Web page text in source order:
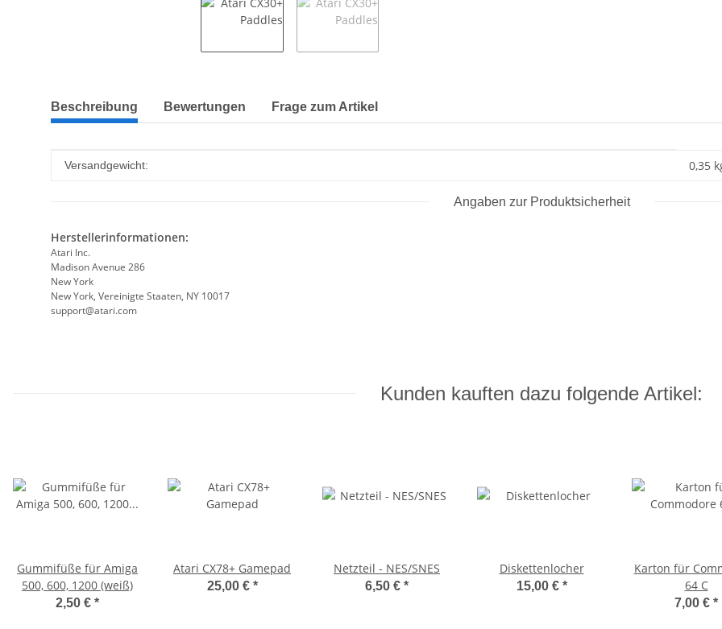
weitere Registerkarten anzeigen
Beschreibung Bewertungen Frage zum Artikel
Produkteigenschaft
Wert
Versandgewicht: 0,35
Angaben zur Produktsicherheit
Herstellerinformationen:
Atari Inc.
Madison Avenue 286
New York
New York, Vereinigte Staaten, NY 10017
support@atari.com
Kunden kauften dazu folgende Artikel:
Gummifüße für Amiga
500, 600, 1200 (weiß)
2,50 € *
Atari CX78+ Gamepad
25,00 € *
Netzteil - NES/SNES
6,50 € *
Diskettenlocher
15,00 € *
Karton für
64 C
7,00 € *